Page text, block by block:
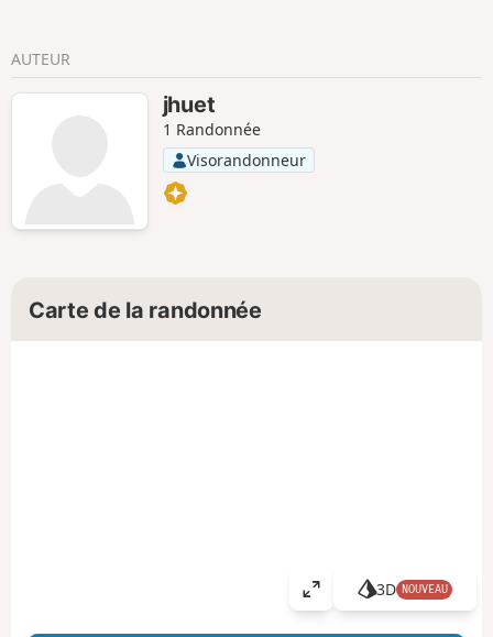
AUTEUR
jhuet
1 Randonnée
Visorandonneur
Carte de la randonnée
A
3D NOUVEAU